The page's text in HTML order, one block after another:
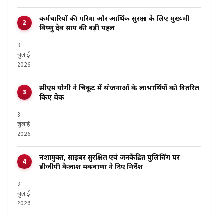
कर्मचारियों की गरिमा और आर्थिक सुरक्षा के लिए मुख्यमंत्री
विष्णु देव साय की बड़ी पहल
8
जुलाई
2026
सीएम योगी ने चित्रकूट में योजनाओं के लाभार्थियों को वितरित
किए चेक
8
जुलाई
2026
नशामुक्त, साइबर सुरक्षित एवं जनकेंद्रित पुलिसिंग पर
डीजीपी कैलाश मकवाणा ने दिए निर्देश
8
जुलाई
2026